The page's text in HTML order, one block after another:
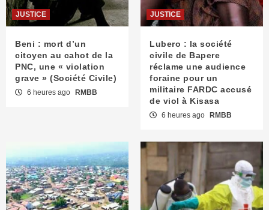
JUSTICE
Beni : mort d’un
citoyen au cahot de la
PNC, une « violation
grave » (Société Civile)
6 heures ago RMBB
JUSTICE
Lubero : la société
civile de Bapere
réclame une audience
foraine pour un
militaire FARDC accusé
de viol à Kisasa
6 heures ago RMBB